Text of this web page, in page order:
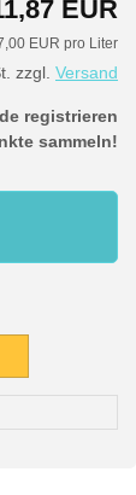
EUR
EUR pro Liter
zzgl. Versand
registrieren
sammeln!